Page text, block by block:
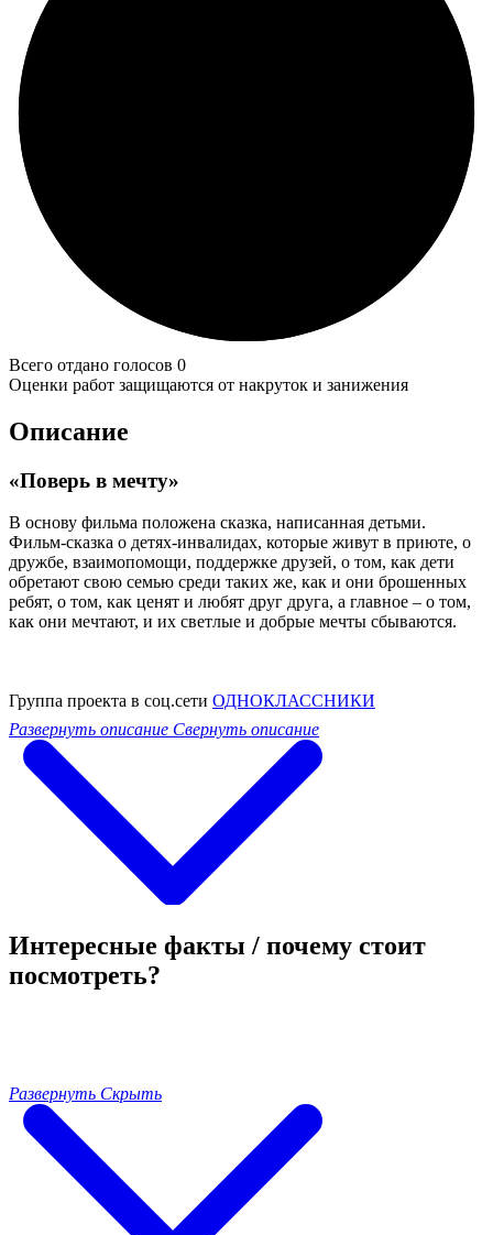
Всего отдано голосов 0
Оценки работ защищаются от накруток и занижения
Описание
«Поверь в мечту»
В основу фильма положена сказка, написанная детьми.
Фильм-сказка о детях-инвалидах, которые живут в приюте, о
дружбе, взаимопомощи, поддержке друзей, о том, как дети
обретают свою семью среди таких же, как и они брошенных
ребят, о том, как ценят и любят друг друга, а главное – о том,
как они мечтают, и их светлые и добрые мечты сбываются.
Группа проекта в соц.сети ОДНОКЛАССНИКИ
Развернуть описание Свернуть описание
Интересные факты / почему стоит
посмотреть?
Развернуть Скрыть